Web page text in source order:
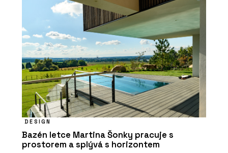
DESIGN
Bazén letce Martina Šonky pracuje s
prostorem a splývá s horizontem